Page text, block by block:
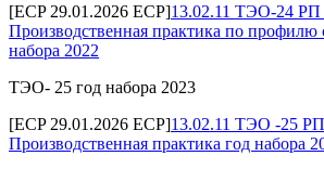
[ECP 29.01.2026 ECP]13.02.11 ТЭО-24
Производственная практика по профилю
набора 2022
ТЭО- 25 год набора 2023
[ECP 29.01.2026 ECP]13.02.11 ТЭО -25
Производственная практика год набора